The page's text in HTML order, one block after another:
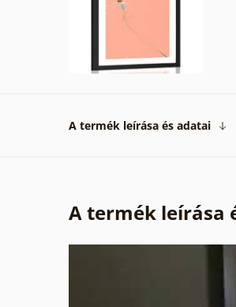
A termék leírása és adatai
A termék leírása